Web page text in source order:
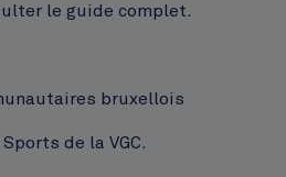
le guide complet.
bruxellois
de la VGC.